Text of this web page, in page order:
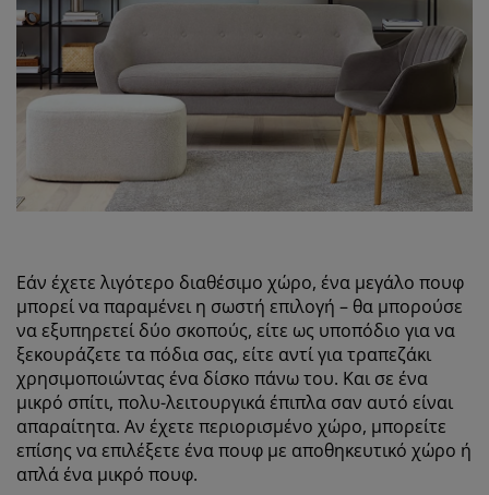
Εάν έχετε λιγότερο διαθέσιμο χώρο, ένα μεγάλο πουφ
μπορεί να παραμένει η σωστή επιλογή – θα μπορούσε
να εξυπηρετεί δύο σκοπούς, είτε ως υποπόδιο για να
ξεκουράζετε τα πόδια σας, είτε αντί για τραπεζάκι
χρησιμοποιώντας ένα δίσκο πάνω του. Και σε ένα
μικρό σπίτι, πολυ-λειτουργικά έπιπλα σαν αυτό είναι
απαραίτητα. Αν έχετε περιορισμένο χώρο, μπορείτε
επίσης να επιλέξετε ένα πουφ με αποθηκευτικό χώρο ή
απλά ένα μικρό πουφ.